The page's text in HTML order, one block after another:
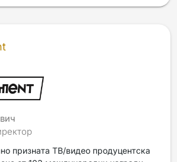
призната ТВ/видео продуцентска